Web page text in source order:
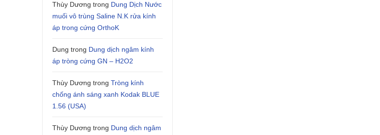
Thùy Dương trong Dung Dịch Nước
muối vô trùng Saline N.K rửa kính
áp trong cứng OrthoK
Dung trong Dung dịch ngâm kính
áp tròng cứng GN – H2O2
Thùy Dương trong Tròng kính
chống ánh sáng xanh Kodak BLUE
1.56 (USA)
Thùy Dương trong Dung dịch ngâm